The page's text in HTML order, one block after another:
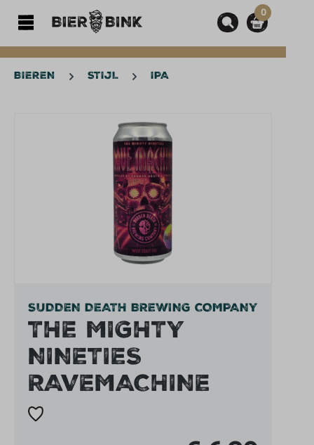
0
BIEREN STIJL IPA
Afbeeldingengalerij overslaan
SUDDEN DEATH BREWING COMPANY
THE MIGHTY
NINETIES
RAVEMACHINE